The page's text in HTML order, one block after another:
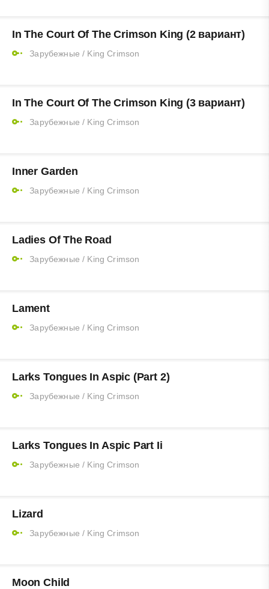
In The Court Of The Crimson King (2 вариант)
Зарубежные / King Crimson
In The Court Of The Crimson King (3 вариант)
Зарубежные / King Crimson
Inner Garden
Зарубежные / King Crimson
Ladies Of The Road
Зарубежные / King Crimson
Lament
Зарубежные / King Crimson
Larks Tongues In Aspic (Part 2)
Зарубежные / King Crimson
Larks Tongues In Aspic Part Ii
Зарубежные / King Crimson
Lizard
Зарубежные / King Crimson
Moon Child